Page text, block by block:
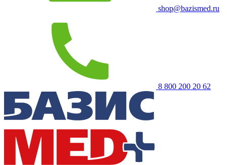
shop@bazismed.ru
8 800 200 20 62